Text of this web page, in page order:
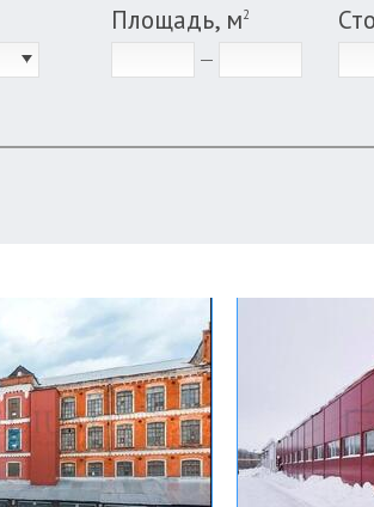
Площадь, м2